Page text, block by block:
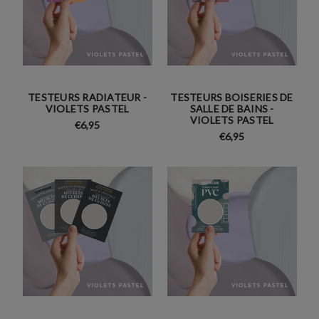
TESTEURS RADIATEUR -
VIOLETS PASTEL
€6,95
TESTEURS BOISERIES DE
SALLE DE BAINS -
VIOLETS PASTEL
€6,95